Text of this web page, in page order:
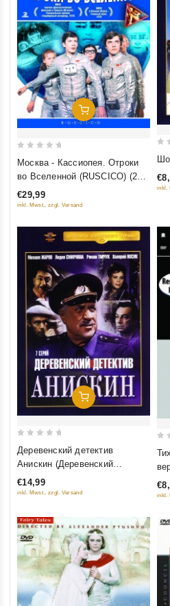
Добавить В Корзину
5
Москва - Кассиопея. Отроки
во Вселенной (RUSCICO) (2
DVD)
€29,99
inkl. Mwst., zzgl. Versand
of
inkl.
Добавить В Корзину
out
5
Деревенский детектив
Анискин (Деревенский
детектив. Анискин и
Фантомас. И снова Анискин)
€14,99
inkl. Mwst., zzgl. Versand
5
inkl.